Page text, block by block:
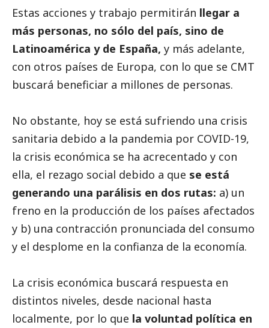
Estas acciones y trabajo permitirán llegar a
más personas, no sólo del país, sino de
Latinoamérica y de España, y más adelante,
con otros países de Europa, con lo que se CMT
buscará beneficiar a millones de personas.
No obstante, hoy se está sufriendo una crisis
sanitaria debido a la pandemia por COVID-19,
la crisis económica se ha acrecentado y con
ella, el rezago social debido a que se está
generando una parálisis en dos rutas: a) un
freno en la producción de los países afectados
y b) una contracción pronunciada del consumo
y el desplome en la confianza de la economía.
La crisis económica buscará respuesta en
distintos niveles, desde nacional hasta
localmente, por lo que la voluntad política en